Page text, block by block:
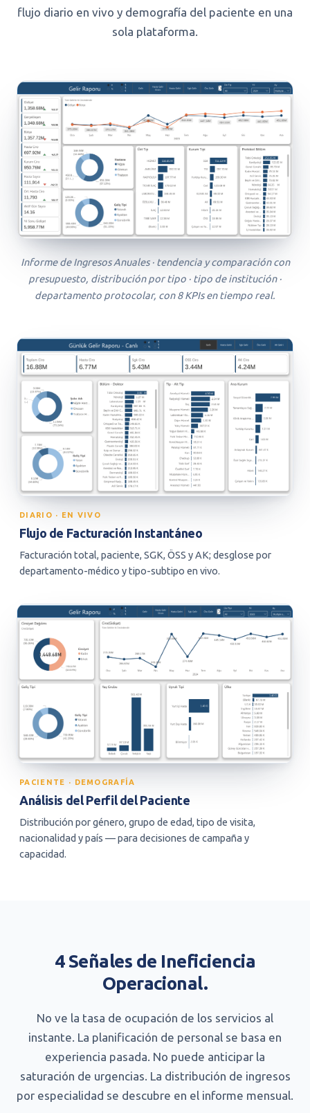
flujo diario en vivo y demografía del paciente en una
sola plataforma.
Informe de Ingresos Anuales · tendencia y comparación con
presupuesto, distribución por tipo · tipo de institución ·
departamento protocolar, con 8 KPIs en tiempo real.
DIARIO · EN VIVO
Flujo de Facturación Instantáneo
Facturación total, paciente, SGK, ÖSS y AK; desglose por
departamento-médico y tipo-subtipo en vivo.
PACIENTE · DEMOGRAFÍA
Análisis del Perfil del Paciente
Distribución por género, grupo de edad, tipo de visita,
nacionalidad y país — para decisiones de campaña y
capacidad.
4 Señales de Ineficiencia
Operacional.
No ve la tasa de ocupación de los servicios al
instante. La planificación de personal se basa en
experiencia pasada. No puede anticipar la
saturación de urgencias. La distribución de ingresos
por especialidad se descubre en el informe mensual.